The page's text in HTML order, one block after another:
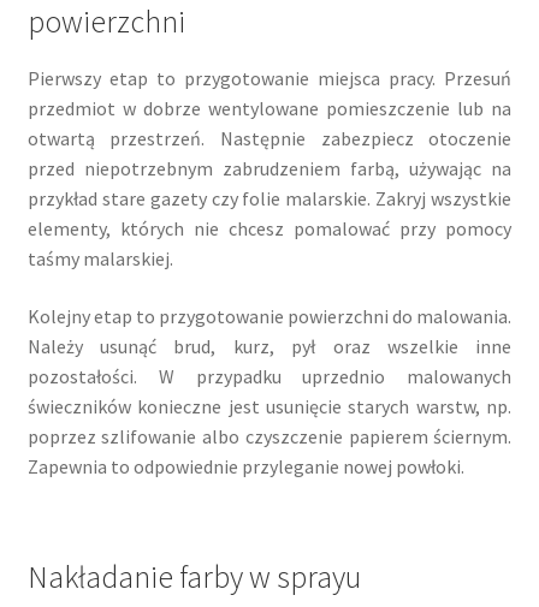
powierzchni
Pierwszy etap to przygotowanie miejsca pracy. Przesuń
przedmiot w dobrze wentylowane pomieszczenie lub na
otwartą przestrzeń. Następnie zabezpiecz otoczenie
przed niepotrzebnym zabrudzeniem farbą, używając na
przykład stare gazety czy folie malarskie. Zakryj wszystkie
elementy, których nie chcesz pomalować przy pomocy
taśmy malarskiej.
Kolejny etap to przygotowanie powierzchni do malowania.
Należy usunąć brud, kurz, pył oraz wszelkie inne
pozostałości. W przypadku uprzednio malowanych
świeczników konieczne jest usunięcie starych warstw, np.
poprzez szlifowanie albo czyszczenie papierem ściernym.
Zapewnia to odpowiednie przyleganie nowej powłoki.
Nakładanie farby w sprayu